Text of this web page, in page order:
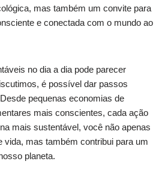
mas​ também um convite para
e conectada ⁣com ⁣o ⁣mundo ao
no dia ⁣a dia⁣ pode parecer
é ​possível‍ dar passos‍
pequenas‌ economias de
mais conscientes, cada ação‌
mais sustentável, você⁤ não apenas
vida,⁣ mas também contribui⁣ para⁣ um
planeta.